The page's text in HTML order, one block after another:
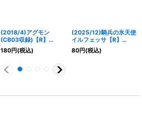
(2018/4)アグモン
(CB03収録)【R】
{CB02-001}《赤》
180円(税込)
(2025/12)騎兵の氷天使
イルフェッサ【R】
{BSC47-005}《白》
80円(税込)